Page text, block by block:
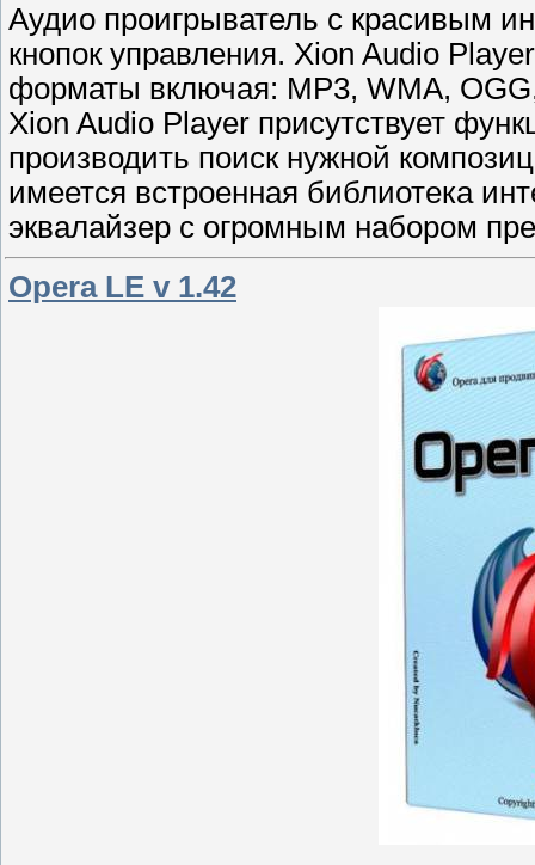
Аудио проигрыватель с красивым
кнопок управления. Xion Audio
форматы включая: MP3, WMA,
Xion Audio Player присутствует
производить поиск нужной
имеется встроенная библиотека
эквалайзер с огромным набором
Opera LE v 1.42